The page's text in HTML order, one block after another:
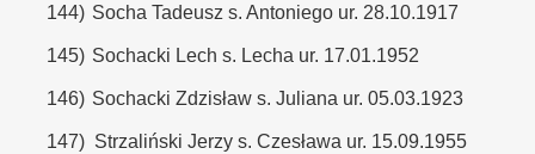
144) Socha Tadeusz s. Antoniego ur. 28.10.1917
145) Sochacki Lech s. Lecha ur. 17.01.1952
146) Sochacki Zdzisław s. Juliana ur. 05.03.1923
147) Strzaliński Jerzy s. Czesława ur. 15.09.1955